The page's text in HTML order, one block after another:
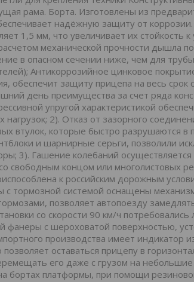
рама. Борта. Изготовлены из
надёжную защиту от
1,5 мм, что увеличивает их
расчетом механической прочности
в опасном сечении ниже, чем для
Антикоррозийное цинковое
обеспечит защиту прицепа на весь срок
день преимущества за счет ряда
упругой характеристикой
нагрузок; 2). Отказ от зазорного
втулок, которые быстро разрушаются в
и шарнирные серьги, позволили
3). Гашение колебаний
свободным концом или многолистовых
к российским дорожным
тормозной системой оснащены
позволяет автопоезду
со скорости 90 км/ч
фанеры с шероховатой поверхностью,
производства имеет индикатор
оставаться прицепу в
его даже с грузом на
бортах платформы, при помощи